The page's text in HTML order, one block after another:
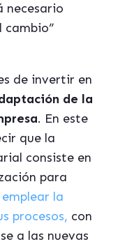
necesario
cambio”
de invertir en
de la
. En este
que la
consiste en
para
la
procesos, con
a las nuevas